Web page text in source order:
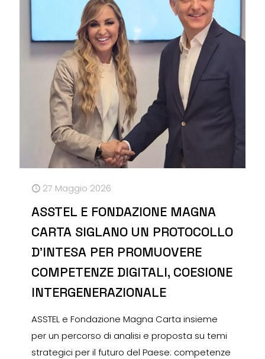
27 Maggio 2026
ASSTEL E FONDAZIONE MAGNA
CARTA SIGLANO UN PROTOCOLLO
D’INTESA PER PROMUOVERE
COMPETENZE DIGITALI, COESIONE
INTERGENERAZIONALE
ASSTEL e Fondazione Magna Carta insieme
per un percorso di analisi e proposta su temi
strategici per il futuro del Paese: competenze